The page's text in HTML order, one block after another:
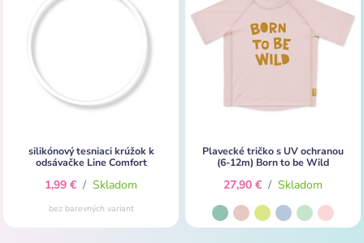
silikónový tesniaci krúžok k
odsávačke Line Comfort
1,99 € / Skladom
bez barevných variant
Plavecké tričko s UV ochranou
(6-12m) Born to be Wild
27,90 € / Skladom